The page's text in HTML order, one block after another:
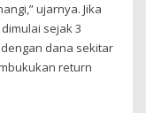
ujarnya. Jika
sejak 3
dana sekitar
return